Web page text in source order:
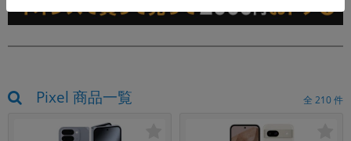
Pixel 商品一覧 全 210件